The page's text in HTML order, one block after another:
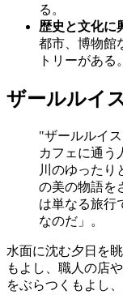
る。
歴史と文化に
都市、博物館
トリーがある。
ザールルイ
"ザールルイ
カフェに通う
川のゆったり
の美の物語を
は単なる旅行
なのだ」。
水面に沈む夕日を
もよし、職人の店
をぶらつくもよし